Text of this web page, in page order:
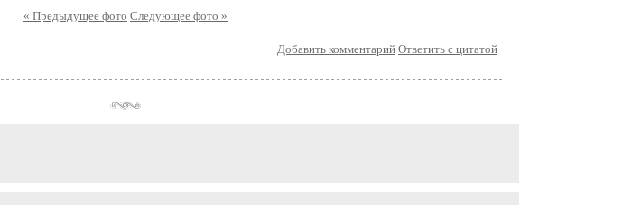
« Предыдущее фото Следующее фото »
Добавить комментарий Ответить с цитатой